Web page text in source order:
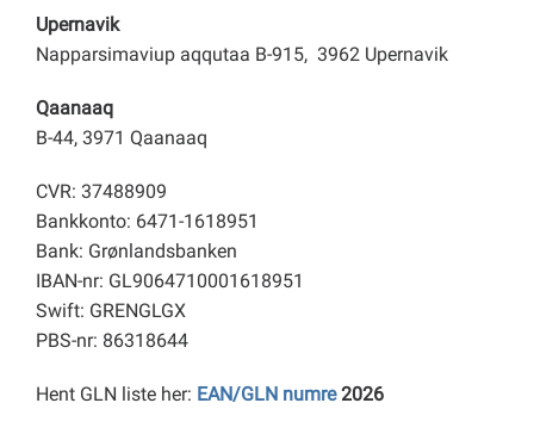
Upernavik
Napparsimaviup aqqutaa B-915, 3962 Upernavik
Qaanaaq
B-44, 3971 Qaanaaq
CVR: 37488909
Bankkonto: 6471-1618951
Bank: Grønlandsbanken
IBAN-nr: GL9064710001618951
Swift: GRENGLGX
PBS-nr: 86318644
Hent GLN liste her: EAN/GLN numre2026